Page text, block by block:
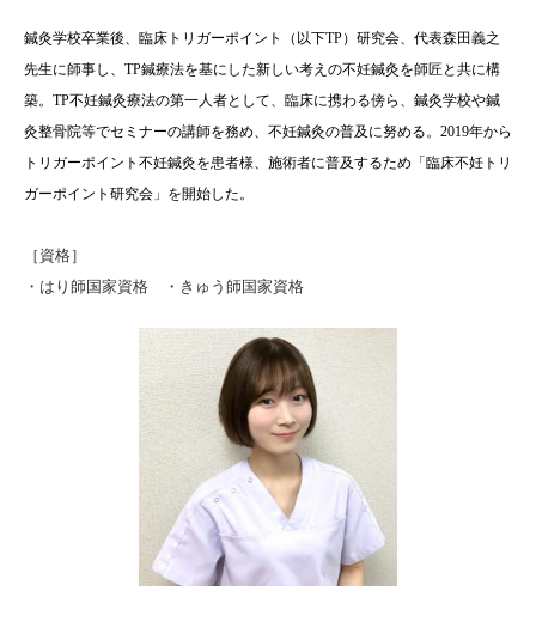
鍼灸学校卒業後、臨床トリガーポイント（以下TP）研究会、代表森田義之
先生に師事し、TP鍼療法を基にした新しい考えの不妊鍼灸を師匠と共に構
築。TP不妊鍼灸療法の第一人者として、臨床に携わる傍ら、鍼灸学校や鍼
灸整骨院等でセミナーの講師を務め、不妊鍼灸の普及に努める。2019年から
トリガーポイント不妊鍼灸を患者様、施術者に普及するため「臨床不妊トリ
ガーポイント研究会」を開始した。
［資格］
・はり師国家資格 ・きゅう師国家資格